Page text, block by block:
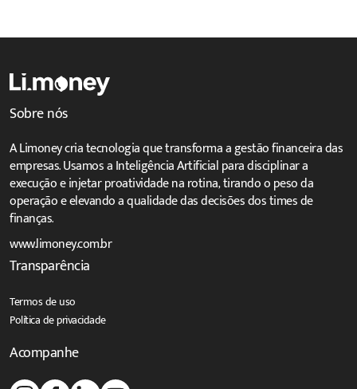
Sobre nós
A Limoney cria tecnologia que transforma a gestão financeira das
empresas. Usamos a Inteligência Artificial para disciplinar a
execução e injetar proatividade na rotina, tirando o peso da
operação e elevando a qualidade das decisões dos times de
finanças.
www.limoney.com.br
Transparência
Termos de uso
Política de privacidade
Acompanhe